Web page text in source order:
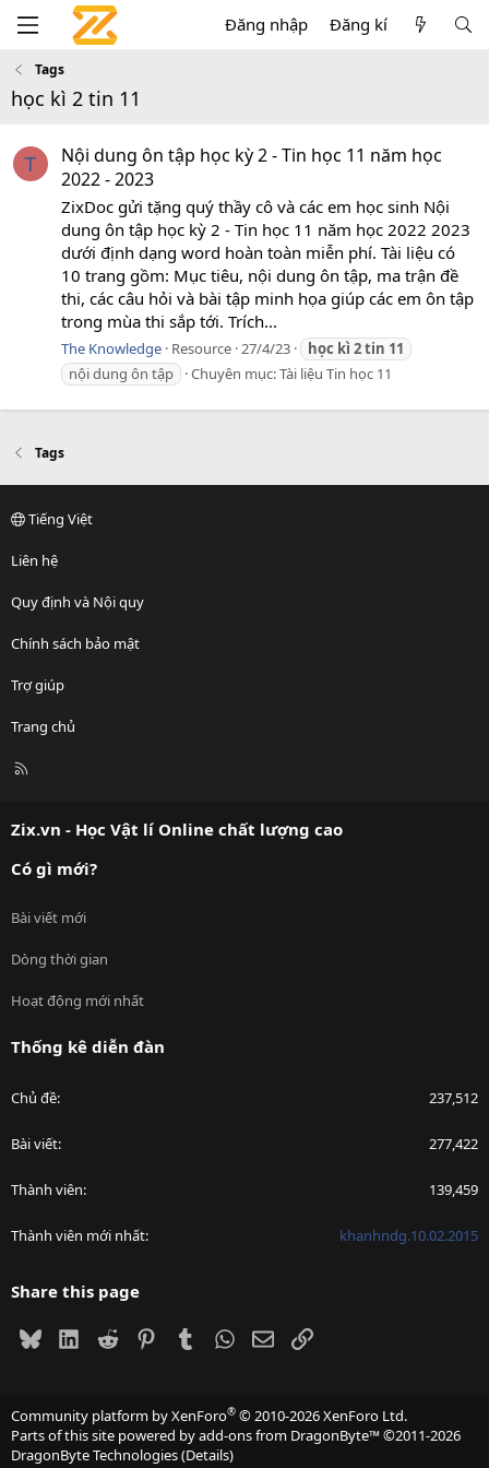
Đăng nhập Đăng kí
Tags
học kì 2 tin 11
T
Nội dung ôn tập học kỳ 2 - Tin học 11 năm học
2022 - 2023
ZixDoc gửi tặng quý thầy cô và các em học sinh Nội
dung ôn tập học kỳ 2 - Tin học 11 năm học 2022 2023
dưới định dạng word hoàn toàn miễn phí. Tài liệu có
10 trang gồm: Mục tiêu, nội dung ôn tập, ma trận đề
thi, các câu hỏi và bài tập minh họa giúp các em ôn tập
trong mùa thi sắp tới. Trích...
The Knowledge Resource 27/4/23 học kì 2tin 11
nội dung ôn tập
Chuyên mục:Tài liệu Tin học 11
Tags
Tiếng Việt
Liên hệ
Quy định và Nội quy
Chính sách bảo mật
Trợ giúp
Trang chủ
R
Zix.vn - Học Vật lí Online chất lượng cao
Có gì mới?
Bài viết mới
Dòng thời gian
Hoạt động mới nhất
Thống kê diễn đàn
Chủ đề 237,512
Bài viết 277,422
Thành viên 139,459
Thành viên mới nhất khanhndg.10.02.2015
Share this page
BlueskyLinkedIn
Reddit PinterestTumblrWhatsApp
EmailLink
Community platform by XenForo® © 2010-2026 XenForo Ltd.
Parts of this site powered byadd-ons from DragonByte™©2011-2026
DragonByte Technologies(Details)